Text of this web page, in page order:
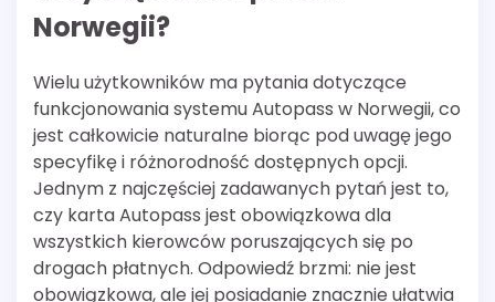
Norwegii?
Wielu użytkowników ma pytania dotyczące
funkcjonowania systemu Autopass w Norwegii, co
jest całkowicie naturalne biorąc pod uwagę jego
specyfikę i różnorodność dostępnych opcji.
Jednym z najczęściej zadawanych pytań jest to,
czy karta Autopass jest obowiązkowa dla
wszystkich kierowców poruszających się po
drogach płatnych. Odpowiedź brzmi: nie jest
obowiązkowa, ale jej posiadanie znacznie ułatwia